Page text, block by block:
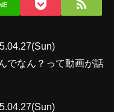
でなん？って動画が話